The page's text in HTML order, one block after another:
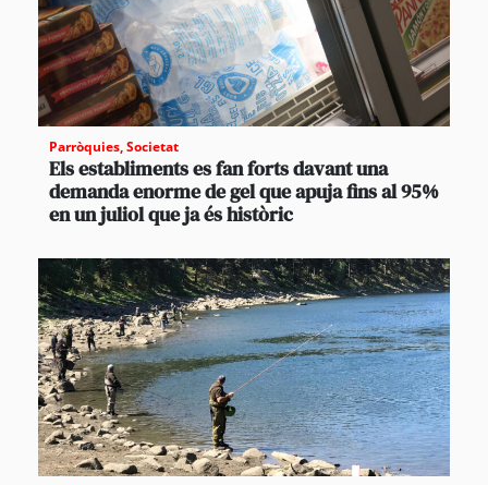
Parròquies,Societat
Els establiments es fan forts davant una
demanda enorme de gel que apuja fins al 95%
en un juliol que ja és històric